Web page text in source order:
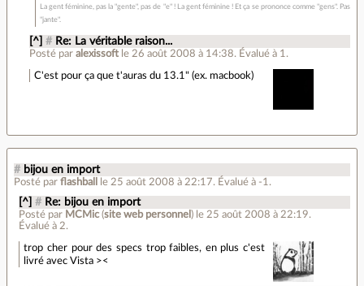
La gent féminine, pas la "gente", pas de "e" ! La gent féminine ! Et ça se prononce comme "gens". Pas
"jante".
[^] # Re: La véritable raison...
Posté paralexissoft le 26 août 2008 à 14:38. Évalué à 1 .
C'est pour ça que t'auras du 13.1" (ex. macbook)
# bijou en import
Posté par flashball le 25 août 2008 à 22:17. Évalué à -1 .
[^] # Re: bijou en import
Posté par MCMic(site web personnel ) le 25 août 2008 à 22:19.
Évalué à 2.
trop cher pour des specs trop faibles, en plus c'est
livré avec Vista ><